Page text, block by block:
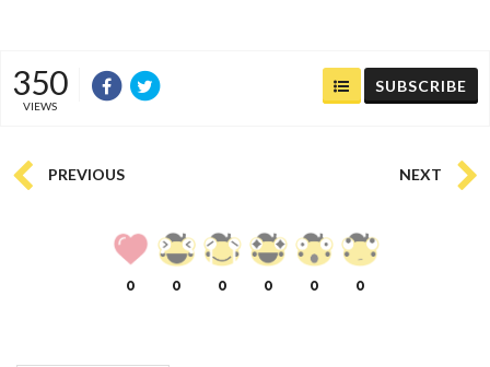
350
VIEWS
SUBSCRIBE
PREVIOUS NEXT
0 0 0 0 0 0